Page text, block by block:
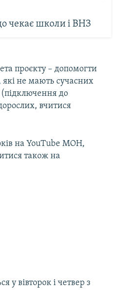
чекає школи і ВНЗ
проєкту – допомогти
які не мають сучасних
(підключення до
вчитися
на YouTube МОН,
також на
у вівторок і четвер з